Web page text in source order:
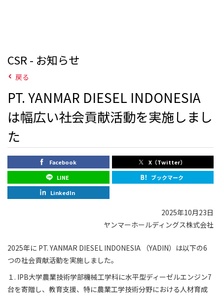
CSR - お知らせ
戻る
PT. YANMAR DIESEL INDONESIA
は幅広い社会貢献活動を実施しまし
た
Facebook
X（Twitter）
LINE
ブックマーク
LinkedIn
2025年10月23日
ヤンマーホールディングス株式会社
2025年に PT. YANMAR DIESEL INDONESIA （YADIN）は以下の6
つの社会貢献活動を実施しました。
１. IPB大学農業技術学部機械工学科に水平型ディーゼルエンジン7
台を寄贈し、教育支援、特に農業工学技術分野における人材育成